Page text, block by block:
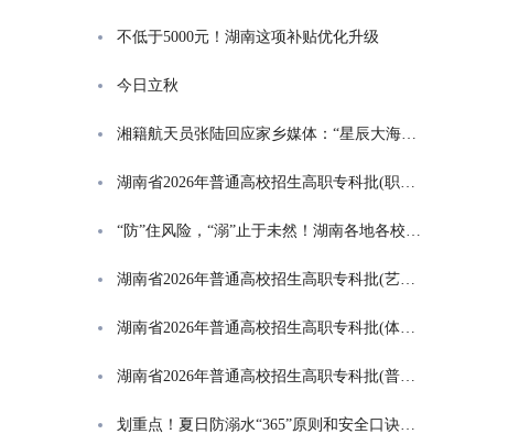
不低于5000元！湖南这项补贴优化升级
今日立秋
湘籍航天员张陆回应家乡媒体：“星辰大海是一群人的长征”
湖南省2026年普通高校招生高职专科批(职高对口类)第一次投档分数线
“防”住风险，“溺”止于未然！湖南各地各校打响防溺水“保卫战”
湖南省2026年普通高校招生高职专科批(艺术类)第一次投档分数线
湖南省2026年普通高校招生高职专科批(体育类)第一次投档分数线
湖南省2026年普通高校招生高职专科批(普通类)第一次投档分数线
划重点！夏日防溺水“365”原则和安全口诀一起学